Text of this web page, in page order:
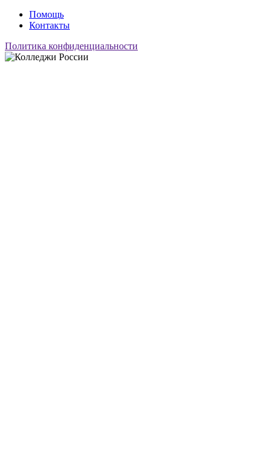
Помощь
Контакты
Политика конфиденциальности